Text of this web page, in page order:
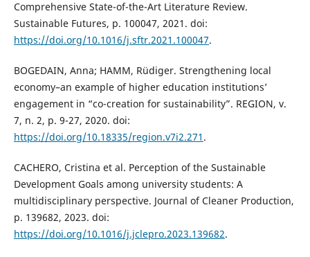
Comprehensive State-of-the-Art Literature Review.
Sustainable Futures, p. 100047, 2021. doi:
https://doi.org/10.1016/j.sftr.2021.100047.
BOGEDAIN, Anna; HAMM, Rüdiger. Strengthening local
economy–an example of higher education institutions’
engagement in “co-creation for sustainability”. REGION, v.
7, n. 2, p. 9-27, 2020. doi:
https://doi.org/10.18335/region.v7i2.271 .
CACHERO, Cristina et al. Perception of the Sustainable
Development Goals among university students: A
multidisciplinary perspective. Journal of Cleaner Production,
p. 139682, 2023. doi:
https://doi.org/10.1016/j.jclepro.2023.139682.